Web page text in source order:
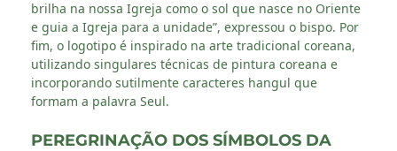
brilha na nossa Igreja como o sol que nasce no Oriente
e guia a Igreja para a unidade”, expressou o bispo. Por
fim, o logotipo é inspirado na arte tradicional coreana,
utilizando singulares técnicas de pintura coreana e
incorporando sutilmente caracteres hangul que
formam a palavra Seul.
PEREGRINAÇÃO DOS SÍMBOLOS DA